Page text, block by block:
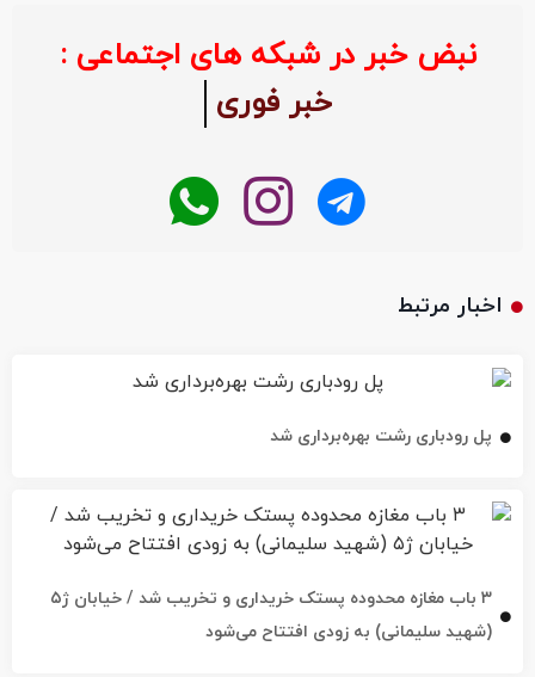
نبض خبر در شبکه های اجتماعی :
خبر فوری
اخبار مرتبط
پل رودباری رشت بهره‌برداری شد
۳ باب مغازه محدوده پستک خریداری و تخریب شد / خیابان ژ۵
(شهید سلیمانی) به زودی افتتاح می‌شود